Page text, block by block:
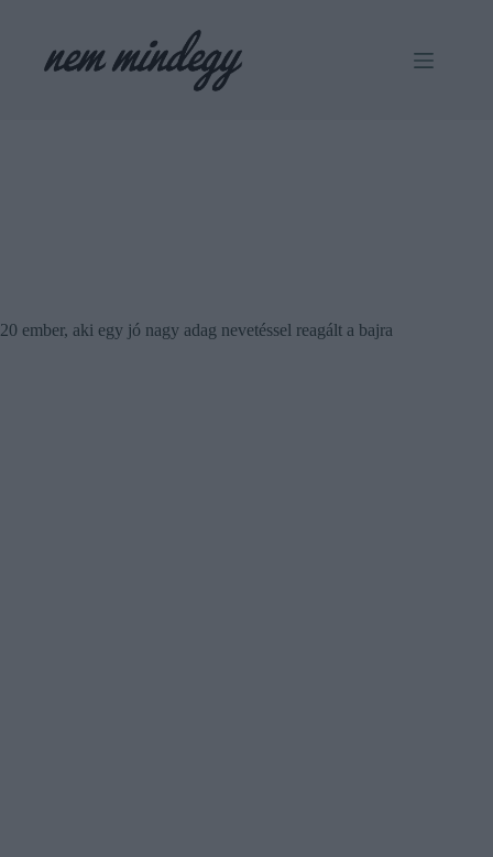
20 ember, aki egy jó nagy adag nevetéssel reagált a bajra